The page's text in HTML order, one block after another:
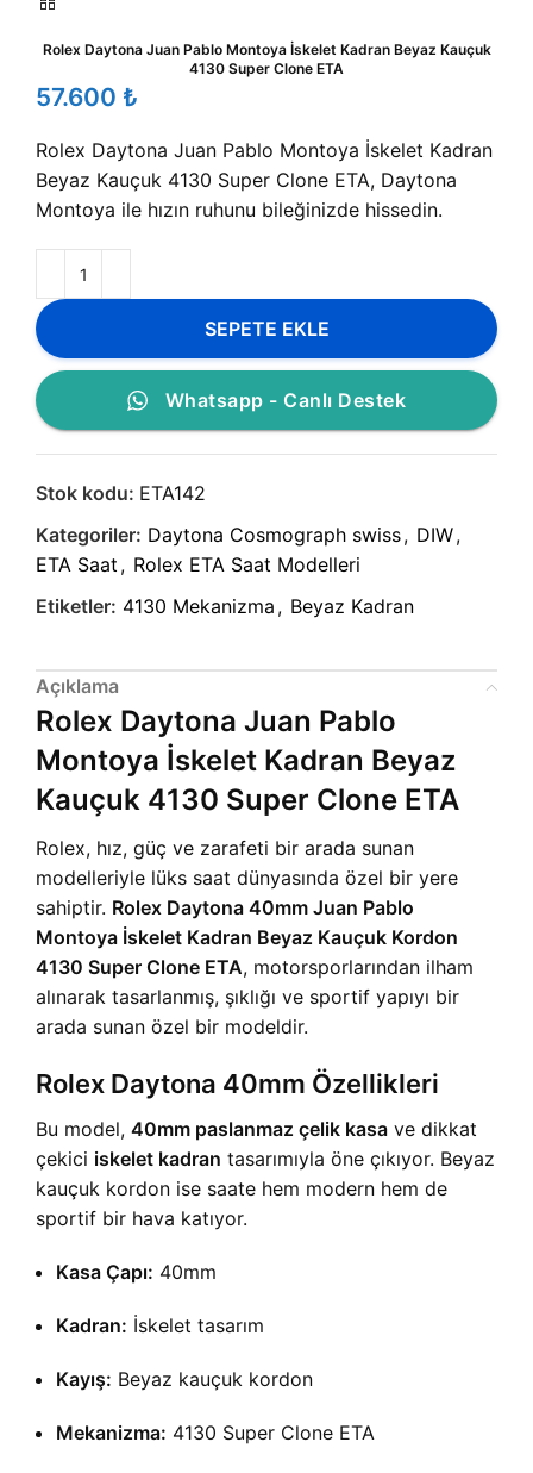
Rolex Daytona Juan Pablo Montoya İskelet Kadran Beyaz Kauçuk
4130 Super Clone ETA
₺
Rolex Daytona Juan Pablo Montoya İskelet Kadran
Beyaz Kauçuk 4130 Super Clone ETA, Daytona
Montoya ile hızın ruhunu bileğinizde hissedin.
SEPETE EKLE
Whatsapp - Canlı Destek
Stok kodu: ETA142
Kategoriler: Daytona Cosmograph swiss, DIW,
ETA Saat , Rolex ETA Saat Modelleri
Etiketler: 4130 Mekanizma , Beyaz Kadran
Açıklama
Rolex Daytona Juan Pablo
Montoya İskelet Kadran Beyaz
Kauçuk 4130 Super Clone ETA
Rolex, hız, güç ve zarafeti bir arada sunan
modelleriyle lüks saat dünyasında özel bir yere
sahiptir. Rolex Daytona 40mm Juan Pablo
Montoya İskelet Kadran Beyaz Kauçuk Kordon
4130 Super Clone ETA, motorsporlarından ilham
alınarak tasarlanmış, şıklığı ve sportif yapıyı bir
arada sunan özel bir modeldir.
Rolex Daytona 40mm Özellikleri
Bu model, 40mm paslanmaz çelik kasa ve dikkat
çekici iskelet kadran tasarımıyla öne çıkıyor. Beyaz
kauçuk kordon ise saate hem modern hem de
sportif bir hava katıyor.
Kasa Çapı: 40mm
Kadran: İskelet tasarım
Kayış: Beyaz kauçuk kordon
Mekanizma: 4130 Super Clone ETA